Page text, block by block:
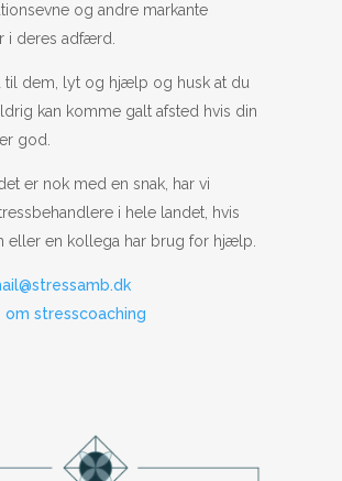
og andre markante
i deres adfærd.
til dem, lyt og hjælp og husk at du
kan komme galt afsted hvis din
god.
er nok med en snak, har vi
i hele landet, hvis
eller en kollega har brug for hjælp.
om stresscoaching